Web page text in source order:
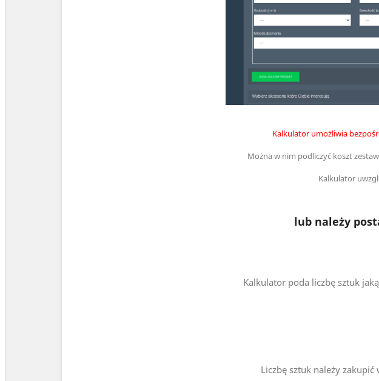
Kalkulator umożliwia
Można w nim podliczyć koszt
Kalkulator
lub należy
Kalkulator poda liczbę sztuk
Liczbę sztuk należy